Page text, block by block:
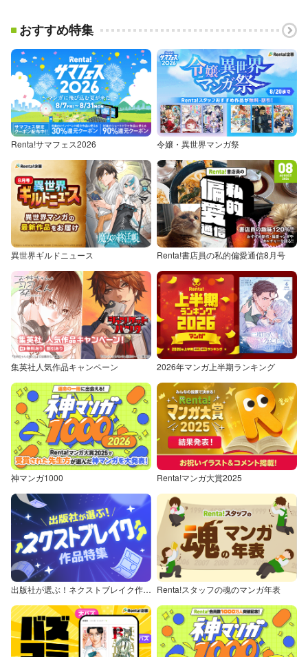
おすすめ特集
Renta!サマフェス2026 令嬢・異世界マンガ祭
異世界ギルドニュース Renta!書店員の私的偏愛通信8月号
集英社人気作品キャンペーン 2026年マンガ上半期ランキング
神マンガ1000 Renta!マンガ大賞2025
出版社が選ぶ！ネクストブレイク作品特集 Renta!スタッフの魂のマンガ年表